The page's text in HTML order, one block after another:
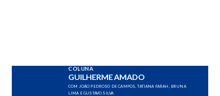
COLUNA
GUILHERME AMADO
COM JOÃO PEDROSO DE CAMPOS, TATIANA FARAH, BRUNA
LIMA E GUSTAVO SILVA